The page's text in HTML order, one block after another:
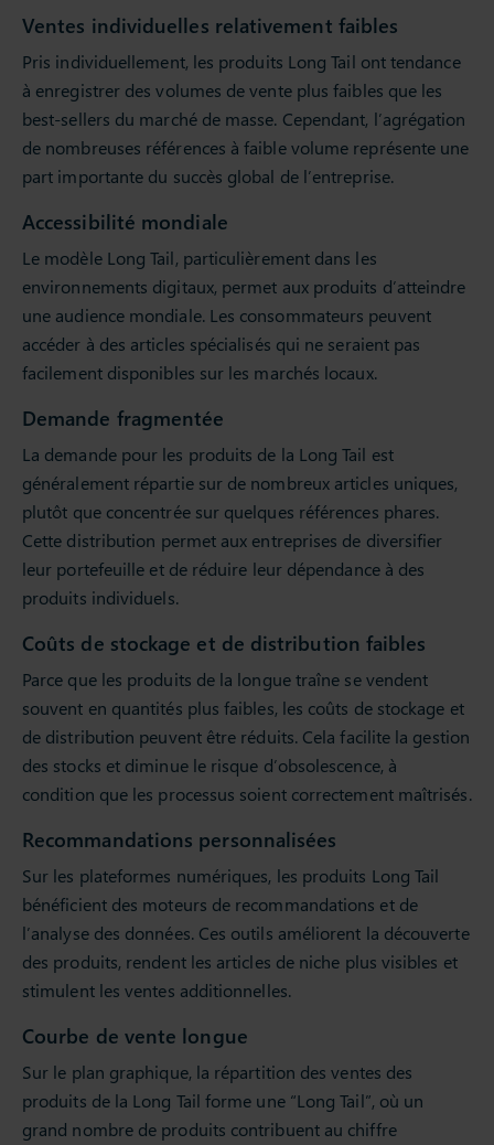
Ventes individuelles relativement faibles
Pris individuellement, les produits Long Tail ont tendance
à enregistrer des volumes de vente plus faibles que les
best-sellers du marché de masse. Cependant, l’agrégation
de nombreuses références à faible volume représente une
part importante du succès global de l’entreprise.
Accessibilité mondiale
Le modèle Long Tail, particulièrement dans les
environnements digitaux, permet aux produits d’atteindre
une audience mondiale. Les consommateurs peuvent
accéder à des articles spécialisés qui ne seraient pas
facilement disponibles sur les marchés locaux.
Demande fragmentée
La demande pour les produits de la Long Tail est
généralement répartie sur de nombreux articles uniques,
plutôt que concentrée sur quelques références phares.
Cette distribution permet aux entreprises de diversifier
leur portefeuille et de réduire leur dépendance à des
produits individuels.
Coûts de stockage et de distribution faibles
Parce que les produits de la longue traîne se vendent
souvent en quantités plus faibles, les coûts de stockage et
de distribution peuvent être réduits. Cela facilite la gestion
des stocks et diminue le risque d’obsolescence, à
condition que les processus soient correctement maîtrisés.
Recommandations personnalisées
Sur les plateformes numériques, les produits Long Tail
bénéficient des moteurs de recommandations et de
l’analyse des données. Ces outils améliorent la découverte
des produits, rendent les articles de niche plus visibles et
stimulent les ventes additionnelles.
Courbe de vente longue
Sur le plan graphique, la répartition des ventes des
produits de la Long Tail forme une “Long Tail”, où un
grand nombre de produits contribuent au chiffre